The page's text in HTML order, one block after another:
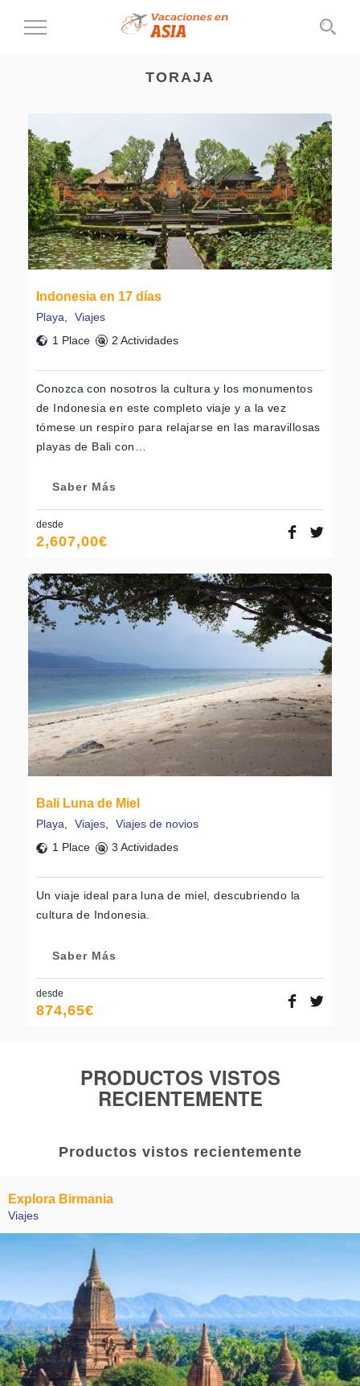
Cambiar
TORAJA
Indonesia en 17 días
Playa
Viajes
1 Place
2 Actividades
Conozca con nosotros la cultura y los monumentos
de Indonesia en este completo viaje y a la vez
tómese un respiro para relajarse en las maravillosas
playas de Bali con…
Saber Más
desde
2,607,00€
Bali Luna de Miel
Playa, Viajes,
Viajes de novios
1 Place
3 Actividades
Un viaje ideal para luna de miel, descubriendo la
cultura de Indonesia.
Saber Más
desde
874,65€
PRODUCTOS VISTOS
RECIENTEMENTE
Productos vistos recientemente
Explora Birmania
Viajes